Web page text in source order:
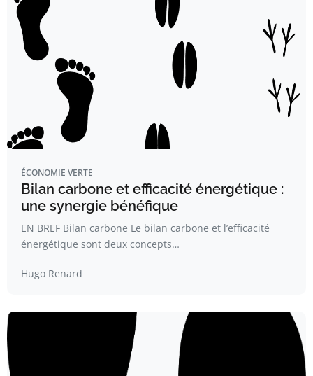
ÉCONOMIE VERTE
Bilan carbone et efficacité énergétique :
une synergie bénéfique
EN BREF Bilan carbone Le bilan carbone et l’efficacité
énergétique sont deux concepts…
Hugo Renard